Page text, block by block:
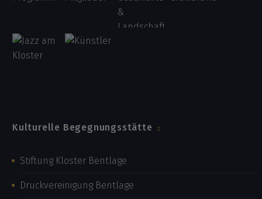
Kulturelle Begegnungsstätte
Stiftung Kloster Bentlage
Druckvereinigung Bentlage